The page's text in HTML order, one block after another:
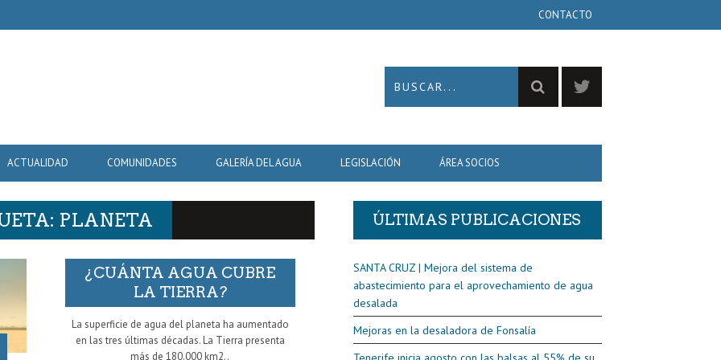
CONTACTO
ACTUALIDAD COMUNIDADES GALERÍA DEL AGUA LEGISLACIÓN ÁREA SOCIOS
PLANETA
¿CUÁNTA AGUA CUBRE
LA TIERRA?
La superficie de agua del planeta ha aumentado
en las tres últimas décadas. La Tierra presenta
más de 180.000 km2..
ÚLTIMAS PUBLICACIONES
SANTA CRUZ | Mejora del sistema de
abastecimiento para el aprovechamiento de agua
desalada
Mejoras en la desaladora de Fonsalía